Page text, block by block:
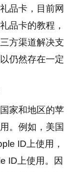
品卡，目前网
品卡的教程，
方渠道解决支
仍然存在一定
家和地区的苹
。例如，美国
ID上使用，
ID上使用。因